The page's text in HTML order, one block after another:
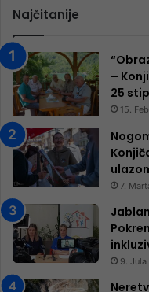
Najčitanije
–
25
15.
7.
9. Jula